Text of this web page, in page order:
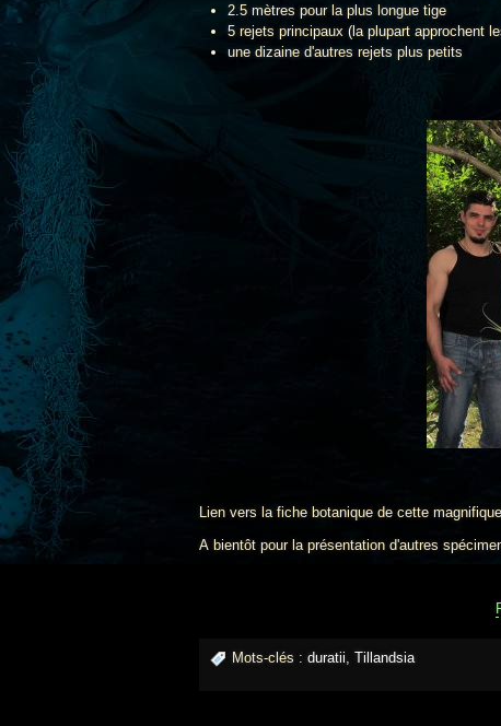
2.5 mètres pour la plus longue tige
5 rejets principaux (la plupart approchent
une dizaine d'autres rejets plus petits
Lien vers la fiche botanique de cette
A bientôt pour la présentation d'autres
Mots-clés : duratii Tillandsia